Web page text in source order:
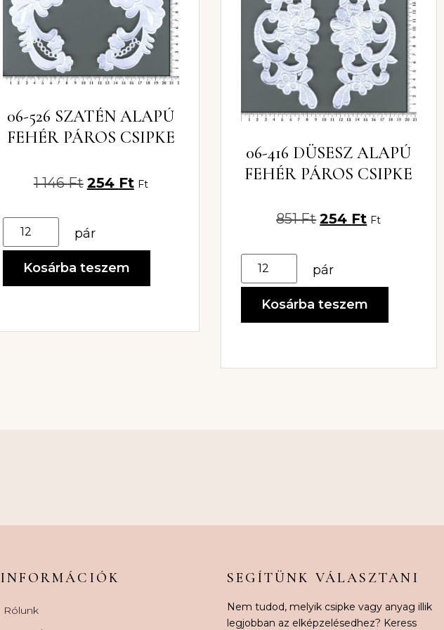
06-526 SZATÉN ALAPÚ
FEHÉR PÁROS CSIPKE
1 146Ft 254 Ft Ft
pár
Kosárba teszem
06-416 DÜSESZ ALAPÚ
FEHÉR PÁROS CSIPKE
851Ft 254 Ft Ft
pár
Kosárba teszem
INFORMÁCIÓK
Rólunk
SEGÍTÜNK VÁLASZTANI
Nem tudod, melyik csipke vagy anyag illik
legjobban az elképzelésedhez? Keress